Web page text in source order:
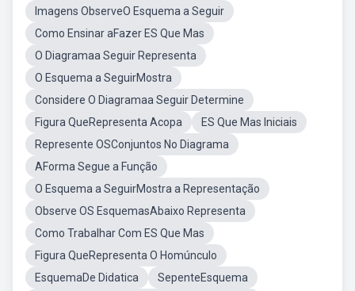
Imagens ObserveO Esquema a Seguir
Como Ensinar aFazer ES Que Mas
O Diagramaa Seguir Representa
O Esquema a SeguirMostra
Considere O Diagramaa Seguir Determine
Figura QueRepresenta Acopa
ES Que Mas Iniciais
Represente OSConjuntos No Diagrama
AForma Segue a Função
O Esquema a SeguirMostra a Representação
Observe OS EsquemasAbaixo Representa
Como Trabalhar Com ES Que Mas
Figura QueRepresenta O Homúnculo
EsquemaDe Didatica
SepenteEsquema